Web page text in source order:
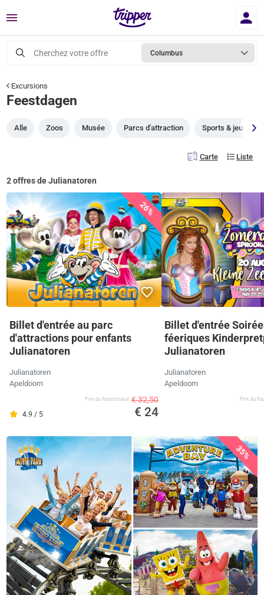
Menu
Cherchez votre offre Columbus
Excursions
Feestdagen
Alle Zoos Musée Parcs d'attraction Sports & jeux
Carte Liste
2 offres de Julianatoren
26%
Billet d'entrée au parc
d'attractions pour enfants
Julianatoren
Julianatoren
Apeldoorn
4.9 / 5
Prix ​​du fournisseur € 32,50
€ 24
Billet d'entrée
féeriques
Julianatoren
Julianatoren
Apeldoorn
Prix ​​du
35%